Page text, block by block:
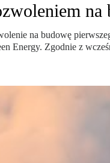
na
na budowę
Energy. Zgodnie z